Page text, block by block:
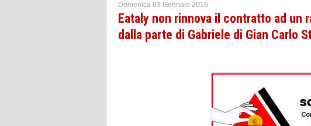
Domenica 03 Gennaio 2016
Eataly non rinnova il contratto ad un
dalla parte di Gabriele di Gian Carlo